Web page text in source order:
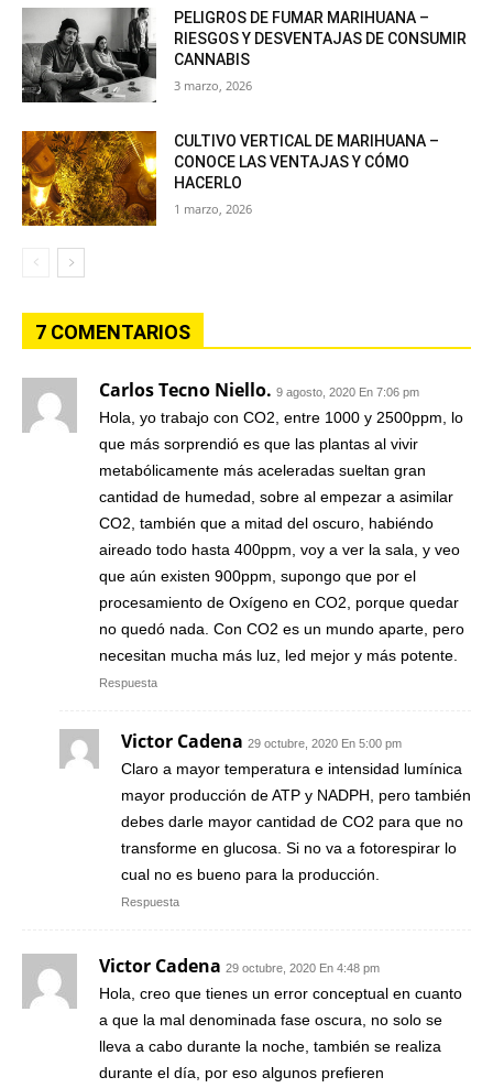
PELIGROS DE FUMAR MARIHUANA –
RIESGOS Y DESVENTAJAS DE CONSUMIR
CANNABIS
3 marzo, 2026
CULTIVO VERTICAL DE MARIHUANA –
CONOCE LAS VENTAJAS Y CÓMO
HACERLO
1 marzo, 2026
7 COMENTARIOS
Carlos Tecno Niello. 9 agosto, 2020 En 7:06 pm
Hola, yo trabajo con CO2, entre 1000 y 2500ppm, lo
que más sorprendió es que las plantas al vivir
metabólicamente más aceleradas sueltan gran
cantidad de humedad, sobre al empezar a asimilar
CO2, también que a mitad del oscuro, habiéndo
aireado todo hasta 400ppm, voy a ver la sala, y veo
que aún existen 900ppm, supongo que por el
procesamiento de Oxígeno en CO2, porque quedar
no quedó nada. Con CO2 es un mundo aparte, pero
necesitan mucha más luz, led mejor y más potente.
Respuesta
Victor Cadena 29 octubre, 2020 En 5:00 pm
Claro a mayor temperatura e intensidad lumínica
mayor producción de ATP y NADPH, pero también
debes darle mayor cantidad de CO2 para que no
transforme en glucosa. Si no va a fotorespirar lo
cual no es bueno para la producción.
Respuesta
Victor Cadena 29 octubre, 2020 En 4:48 pm
Hola, creo que tienes un error conceptual en cuanto
a que la mal denominada fase oscura, no solo se
lleva a cabo durante la noche, también se realiza
durante el día, por eso algunos prefieren